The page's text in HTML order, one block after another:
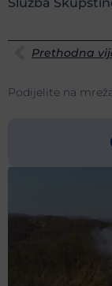
Prethodna
Podijelite na